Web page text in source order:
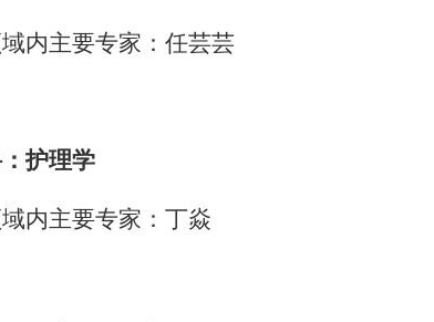
内主要专家：任芸芸
护理学
内主要专家：丁焱